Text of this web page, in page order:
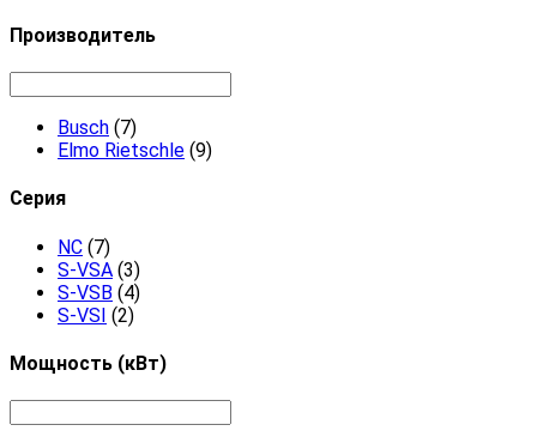
Производитель
Busch (7)
Elmo Rietschle (9)
Серия
NC (7)
S-VSA (3)
S-VSB (4)
S-VSI (2)
Мощность (кВт)